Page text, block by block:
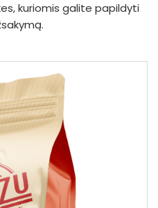
kuriomis galite papildyti